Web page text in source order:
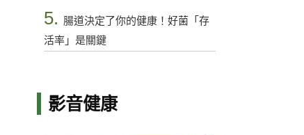
5. 腸道決定了你的健康！好菌「存
活率」是關鍵
影音健康